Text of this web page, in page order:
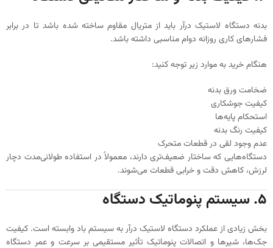
بدنه دستگاه لاستیک درآر باید از متریال مقاوم ساخته شده باشد تا در برابر
فشارهای کاری روزانه دوام مناسبی داشته باشد.
هنگام خرید به موارد زیر توجه کنید:
ضخامت ورق بدنه
کیفیت جوشکاری
استحکام پایه‌ها
کیفیت رنگ بدنه
عدم وجود لقی در قطعات متحرک
دستگاه‌هایی که ساختار ضعیف‌تری دارند، معمولاً در استفاده طولانی‌مدت دچار
لرزش، کاهش دقت و خرابی قطعات می‌شوند.
۵. سیستم پنوماتیک دستگاه
بخش زیادی از عملکرد دستگاه لاستیک درآر به سیستم باد وابسته است. کیفیت
جک‌ها، شیرها و اتصالات پنوماتیک تأثیر مستقیمی بر سرعت و عمر دستگاه